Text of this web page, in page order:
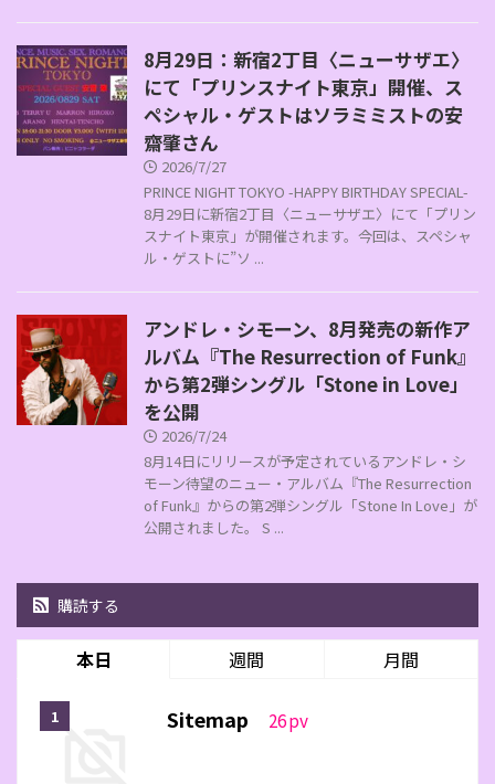
8月29日：新宿2丁目〈ニューサザエ〉
にて「プリンスナイト東京」開催、ス
ペシャル・ゲストはソラミミストの安
齋肇さん
2026/7/27
PRINCE NIGHT TOKYO -HAPPY BIRTHDAY SPECIAL-
8月29日に新宿2丁目〈ニューサザエ〉にて「プリン
スナイト東京」が開催されます。今回は、スペシャ
ル・ゲストに”ソ ...
アンドレ・シモーン、8月発売の新作ア
ルバム『The Resurrection of Funk』
から第2弾シングル「Stone in Love」
を公開
2026/7/24
8月14日にリリースが予定されているアンドレ・シ
モーン待望のニュー・アルバム『The Resurrection
of Funk』からの第2弾シングル「Stone In Love」が
公開されました。 S ...
購読する
本日 週間 月間
Sitemap 26pv